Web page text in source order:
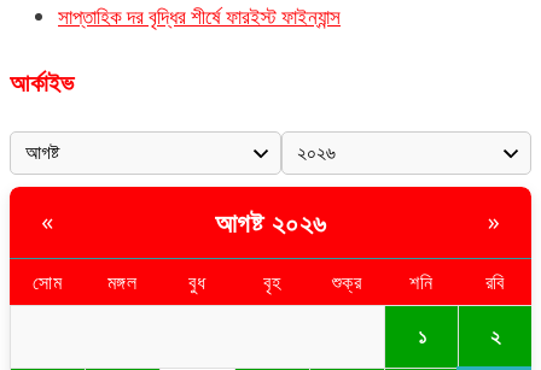
সাপ্তাহিক দর বৃদ্ধির শীর্ষে ফারইস্ট ফাইন্যান্স
আর্কাইভ
« আগষ্ট ২০২৬ »
সোম মঙ্গল বুধ বৃহ শুক্র শনি রবি
১ ২